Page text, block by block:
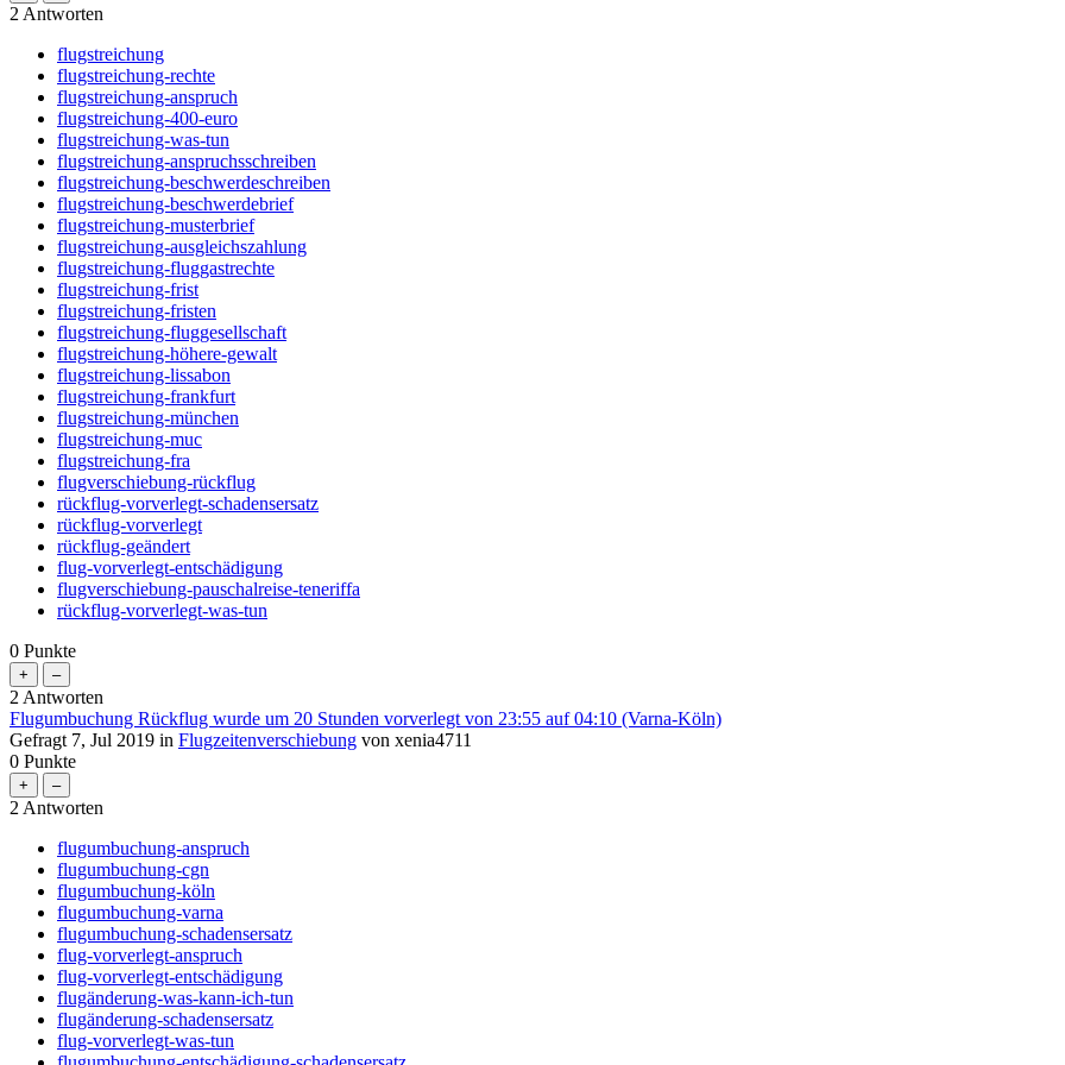
2 Antworten
flugstreichung
flugstreichung-rechte
flugstreichung-anspruch
flugstreichung-400-euro
flugstreichung-was-tun
flugstreichung-anspruchsschreiben
flugstreichung-beschwerdeschreiben
flugstreichung-beschwerdebrief
flugstreichung-musterbrief
flugstreichung-ausgleichszahlung
flugstreichung-fluggastrechte
flugstreichung-frist
flugstreichung-fristen
flugstreichung-fluggesellschaft
flugstreichung-höhere-gewalt
flugstreichung-lissabon
flugstreichung-frankfurt
flugstreichung-münchen
flugstreichung-muc
flugstreichung-fra
flugverschiebung-rückflug
rückflug-vorverlegt-schadensersatz
rückflug-vorverlegt
rückflug-geändert
flug-vorverlegt-entschädigung
flugverschiebung-pauschalreise-teneriffa
rückflug-vorverlegt-was-tun
0 Punkte
2 Antworten
Flugumbuchung Rückflug wurde um 20 Stunden vorverlegt von 23:55 auf 04:10 (Varna-Köln)
Gefragt 7, Jul 2019 in Flugzeitenverschiebung von xenia4711
0 Punkte
2 Antworten
flugumbuchung-anspruch
flugumbuchung-cgn
flugumbuchung-köln
flugumbuchung-varna
flugumbuchung-schadensersatz
flug-vorverlegt-anspruch
flug-vorverlegt-entschädigung
flugänderung-was-kann-ich-tun
flugänderung-schadensersatz
flug-vorverlegt-was-tun